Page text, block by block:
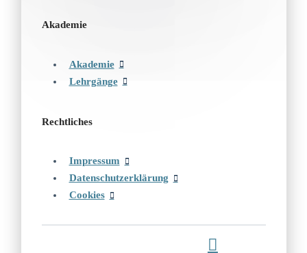
Akademie
Akademie
Lehrgänge
Rechtliches
Impressum
Datenschutzerklärung
Cookies